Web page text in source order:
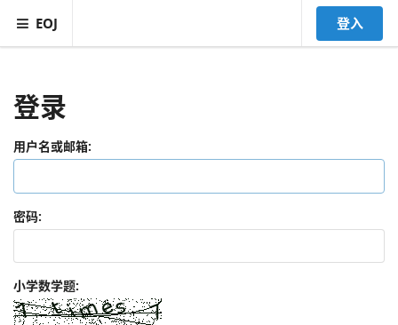
EOJ 登入
登录
用户名或邮箱:
密码:
小学数学题: